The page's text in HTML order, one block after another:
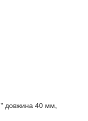
довжина 40 мм,